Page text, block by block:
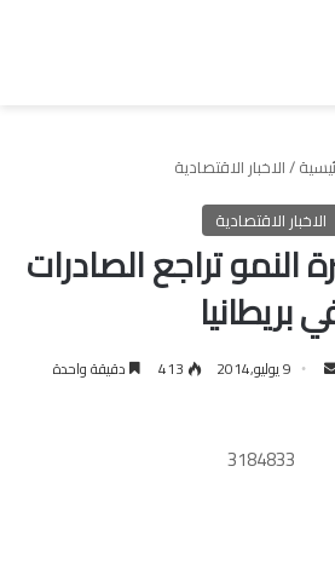
/الاخبار الاقتصادية
الاخبار الاقتصادية
النمو تراجع الصادرات
بريطانيا
أرسل 9 يوليو,2014 413 دقيقة واحدة